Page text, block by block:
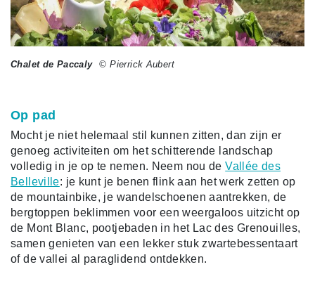
Chalet de Paccaly © Pierrick Aubert
Op pad
Mocht je niet helemaal stil kunnen zitten, dan zijn er
genoeg activiteiten om het schitterende landschap
volledig in je op te nemen. Neem nou deVallée des
Belleville: je kunt je benen flink aan het werk zetten op
de mountainbike, je wandelschoenen aantrekken, de
bergtoppen beklimmen voor een weergaloos uitzicht op
de Mont Blanc, pootjebaden in het Lac des Grenouilles,
samen genieten van een lekker stuk zwartebessentaart
of de vallei al paraglidend ontdekken.